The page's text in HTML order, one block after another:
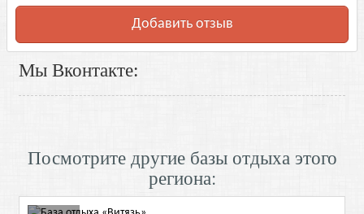
Добавить отзыв
Мы Вконтакте:
Посмотрите другие базы отдыха этого
региона: